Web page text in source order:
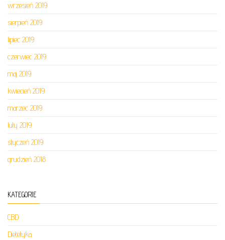
wrzesień 2019
sierpień 2019
lipiec 2019
czerwiec 2019
maj 2019
kwiecień 2019
marzec 2019
luty 2019
styczeń 2019
grudzień 2018
KATEGORIE
CBD
Dietetyka